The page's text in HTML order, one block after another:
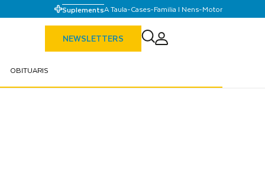
SuplementsA Taula-Cases-Familia I Nens-Motor
NEWSLETTERS
OBITUARIS